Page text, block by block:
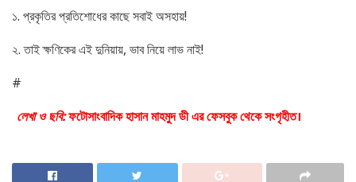
১. প্রকৃতির প্রতিশোধের কাছে সবাই অসহায়!
২. তাই ক্ষণিকের এই দুনিয়ায়, ভাব নিয়ে লাভ নাই!
#
লেখা ও ছবি:ফটোসাংবাদিক হাসান মাহমুদ ডী এর ফেসবুক থেকে সংগৃহীত।